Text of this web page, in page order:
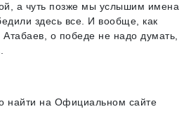
а чуть позже мы услышим имена
здесь все. И вообще, как
Атабаев, о победе не надо думать,
найти на Официальном сайте